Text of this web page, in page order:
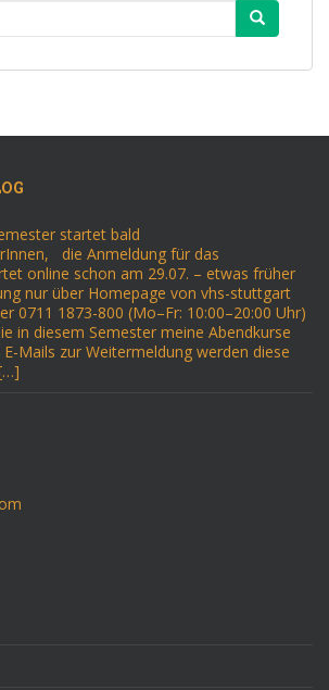
startet bald
die Anmeldung für das
online schon am 29.07. – etwas früher
nur über Homepage von vhs-stuttgart
0711 1873-800 (Mo–Fr: 10:00–20:00 Uhr)
in diesem Semester meine Abendkurse
Mails zur Weitermeldung werden diese